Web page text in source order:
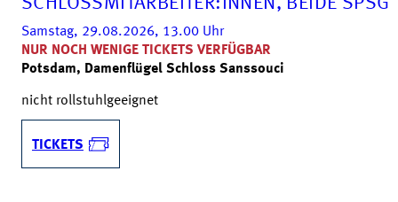
Samstag, 29.08.2026, 13.00 Uhr
NUR NOCH WENIGE TICKETS VERFÜGBAR
Potsdam, Damenflügel Schloss Sanssouci
nicht rollstuhlgeeignet
TICKETS